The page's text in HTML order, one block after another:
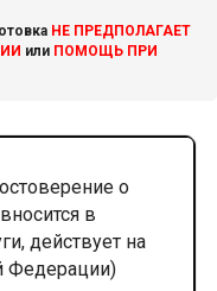
НЕ ПРЕДПОЛАГАЕТ
или ПОМОЩЬ ПРИ
о
в
действует на
Федерации)